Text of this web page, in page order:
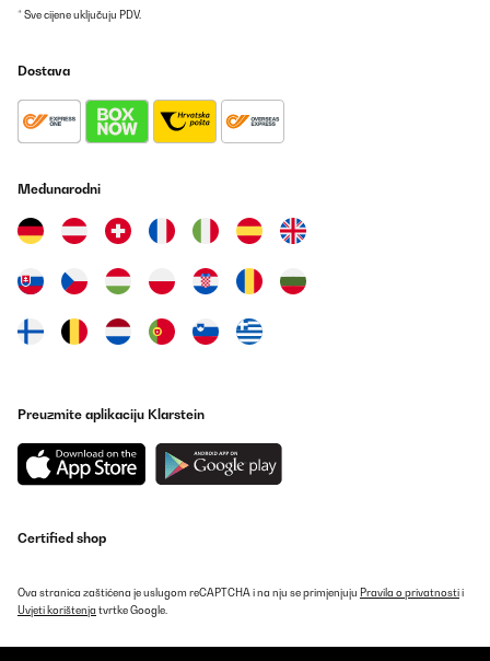
Ausschnittgepast.Qualität ist super
Esto es un pepino de cocina de gas. Brutal. Con dos fuegos me
apaño más que suficiente. Al principio no le pillaba el tema de la
llama, pero luego ajusté la llama con las instrucciones que vi en
final se consiguió. A partir de entonces, cocciones perfectas. Los
fuegos son bastante grandes. Me encanta esta cocina.
Usuario/a de amazon
Bonjour, vous n’avez pas répondu clairement au commentaire,
avez vous des gicleurs qui correspondent au marché français sur
Fabio
* Sve cijene uključuju PDV.
Dostava
Međunarodni
Preuzmite aplikaciju Klarstein
Certified shop
Ova stranica zaštićena je uslugom reCAPTCHA i na nju se primjenjuju Pravila o privatnostii
Uvjeti korištenja tvrtke Google.